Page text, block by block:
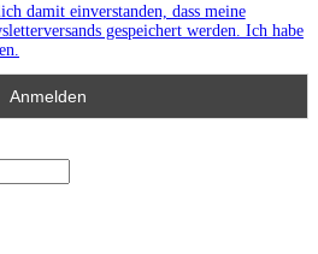
damit einverstanden, dass meine
gespeichert werden. Ich habe